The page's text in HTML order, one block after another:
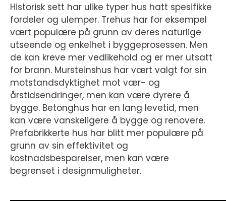
Historisk sett har ulike typer hus hatt spesifikke
fordeler og ulemper. Trehus har for eksempel
vært populære på grunn av deres naturlige
utseende og enkelhet i byggeprosessen. Men
de kan kreve mer vedlikehold og er mer utsatt
for brann. Mursteinshus har vært valgt for sin
motstandsdyktighet mot vær- og
årstidsendringer, men kan være dyrere å
bygge. Betonghus har en lang levetid, men
kan være vanskeligere å bygge og renovere.
Prefabrikkerte hus har blitt mer populære på
grunn av sin effektivitet og
kostnadsbesparelser, men kan være
begrenset i designmuligheter.